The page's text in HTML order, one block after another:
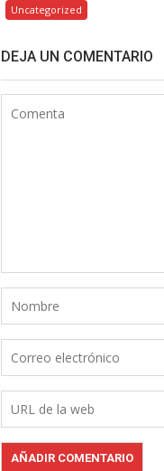
Uncategorized
DEJA UN COMENTARIO